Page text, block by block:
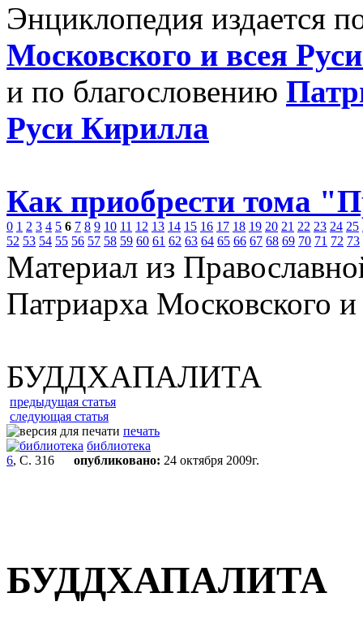
Энциклопедия издается
Московского и всея
и по благословению
Руси Кирилла
Как приобрести тома
0 1 2 3 4 5 6 7 8 9 10 11 12 13 14 15 16 17 18 19 20 21 22 23 24 25
52 53 54 55 56 57 58 59 60 61 62 63 64 65 66 67 68 69 70 71 72 73
Материал из
Патриарха Московского
БУДДХАПАЛИТА
предыдущая статья
следующая статья
печать
библиотека
6, С. 316 опубликовано: 24 октября 2009г.
БУДДХАПАЛИТА